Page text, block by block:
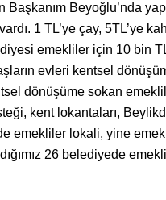
Beyoğlu’nda
1 TL’ye çay, 5TL’ye
emekliler için 10 bin
evleri kentsel
dönüşüme sokan
kent lokantaları,
emekliler lokali, yine
26 belediyede